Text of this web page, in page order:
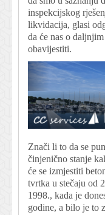
inspekcijskog
likvidacija, glasi
da će nas o
obavijestiti.
Znači li to da se
činjenično stanje
će se izmjestiti
tvrtka u stečaju od
1998., kada je
godine, a bilo je to